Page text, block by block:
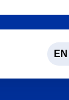
EN